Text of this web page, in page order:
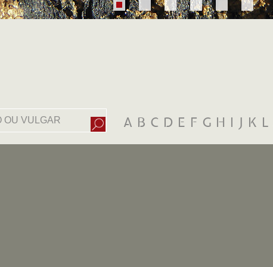
A B C D E F G H I J K L